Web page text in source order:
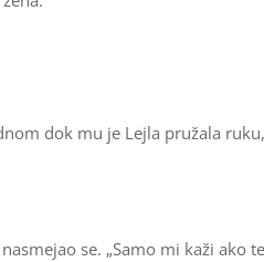
dok mu je Lejla pružala
se. „Samo mi kaži ako